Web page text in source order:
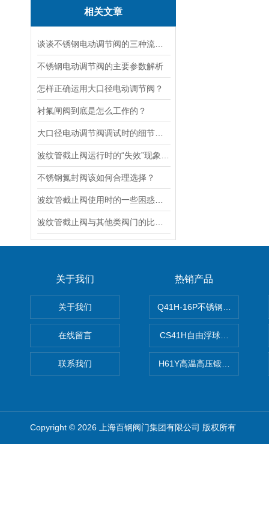
相关文章
不锈钢电动调节阀的主要参数解析
怎样正确运用大口径电动调节阀？
衬氟闸阀到底是怎么工作的？
不锈钢氮封阀该如何合理选择？
关于我们
关于我们
在线留言
联系我们
热销产品
Q41H-16P不锈钢硬密封球阀
CS41H自由浮球式蒸汽疏水
H61Y高温高压锻钢止回阀
Copyright © 2026 上海百钢阀门集团有限公司 版权所有